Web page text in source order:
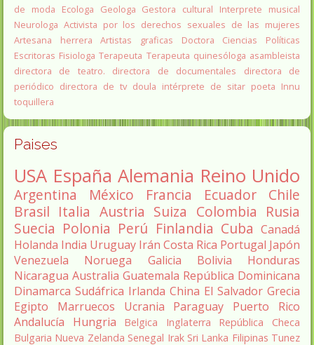
de moda
Ecologa Geologa Gestora cultural
Interprete musical
Neurologa Activista por los derechos sexuales de las mujeres
Artesana herrera
Artistas graficas
Doctora Ciencias Políticas
Escritoras Fisiologa Terapeuta Terapeuta quinesóloga asambleista
directora de teatro.
directora de documentales
directora de
periódico directora de tv doula intérprete de sitar poeta Innu
toquillera
Paises
USA España Alemania Reino Unido
Argentina México Francia Ecuador
Chile
Brasil Italia Austria Suiza Colombia Rusia
Suecia Polonia Perú Finlandia Cuba Canadá
Holanda India Uruguay Irán Costa Rica Portugal Japón
Venezuela
Noruega Galicia Bolivia
Honduras
Nicaragua Australia Guatemala República Dominicana
Dinamarca Sudáfrica Irlanda China El Salvador Grecia
Egipto
Marruecos Ucrania Paraguay
Puerto Rico
Andalucía
Hungria Belgica Inglaterra
República Checa
Bulgaria Nueva Zelanda Senegal Irak Sri Lanka Filipinas Tunez